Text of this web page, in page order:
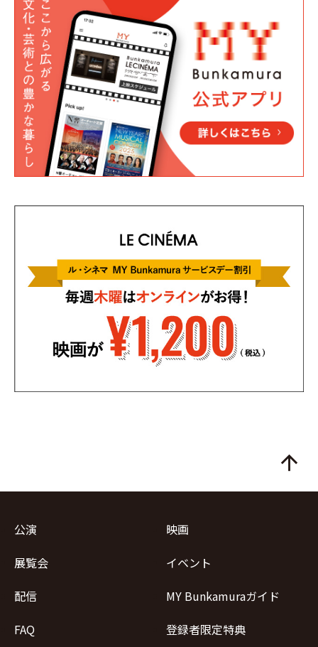
arrow_upward
公演
映画
展覧会
イベント
配信
MY Bunkamuraガイド
FAQ
登録者限定特典